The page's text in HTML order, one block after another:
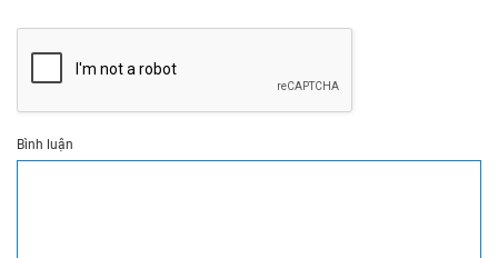
Bình luận